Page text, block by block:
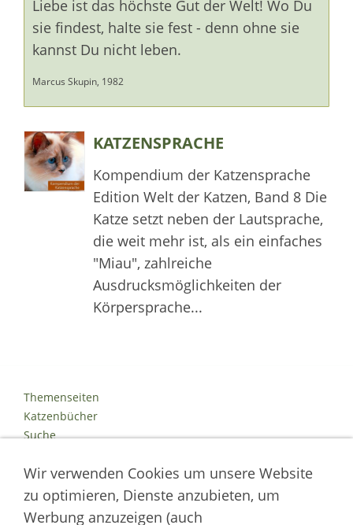
Liebe ist das höchste Gut der Welt! Wo Du
sie findest, halte sie fest - denn ohne sie
kannst Du nicht leben.
Marcus Skupin, 1982
KATZENSPRACHE
Kompendium der Katzensprache
Edition Welt der Katzen, Band 8 Die
Katze setzt neben der Lautsprache,
die weit mehr ist, als ein einfaches
"Miau", zahlreiche
Ausdrucksmöglichkeiten der
Körpersprache...
Themenseiten
Katzenbücher
Suche
Impressum
Datenschutz
Cookies
Wir verwenden Cookies um unsere Website
zu optimieren, Dienste anzubieten, um
Werbung anzuzeigen (auch